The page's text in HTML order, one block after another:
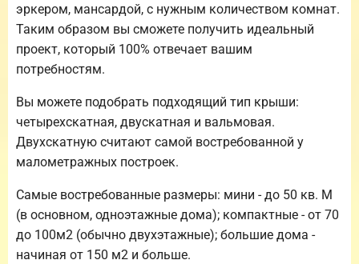
эркером, мансардой, с нужным количеством комнат.
Таким образом вы сможете получить идеальный
проект, который 100% отвечает вашим
потребностям.
Вы можете подобрать подходящий тип крыши:
четырехскатная, двускатная и вальмовая.
Двухскатную считают самой востребованной у
малометражных построек.
Самые востребованные размеры: мини - до 50 кв. М
(в основном, одноэтажные дома); компактные - от 70
до 100м2 (обычно двухэтажные); большие дома -
начиная от 150 м2 и больше.